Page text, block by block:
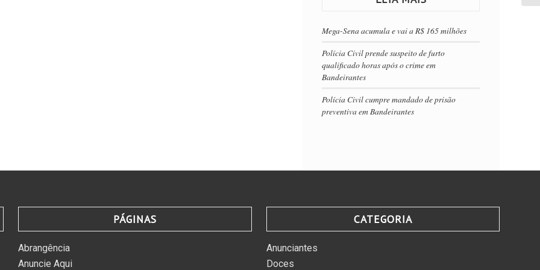
Mega-Sena acumula e vai a R$ 165 milhões
Polícia Civil prende suspeito de furto
qualificado horas após o crime em
Bandeirantes
Polícia Civil cumpre mandado de prisão
preventiva em Bandeirantes
PÁGINAS
Abrangência
Anuncie Aqui
CATEGORIA
Anunciantes
Doces